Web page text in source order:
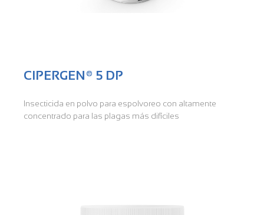
CIPERGEN® 5 DP
Insecticida en polvo para espolvoreo con altamente
concentrado para las plagas más difíciles